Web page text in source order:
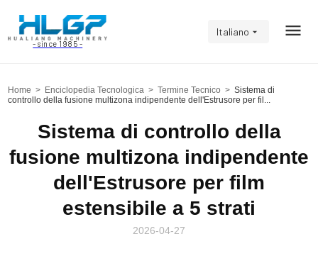
- since 1985 -
Italiano
Home > Enciclopedia Tecnologica > Termine Tecnico > Sistema di
controllo della fusione multizona indipendente dell'Estrusore per fil...
Sistema di controllo della
fusione multizona indipendente
dell'Estrusore per film
estensibile a 5 strati
2026-04-27